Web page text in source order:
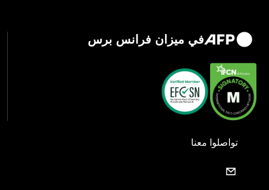
في ميزان فرانس برس
تواصلوا معنا